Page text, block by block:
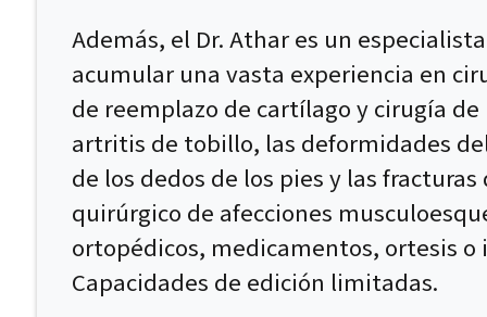
Además, el Dr. Athar es un
acumular una vasta experiencia en
de reemplazo de cartílago y cirugía
artritis de tobillo, las deformidades
de los dedos de los pies y las
quirúrgico de afecciones
ortopédicos, medicamentos, ortesis
Capacidades de edición limitadas.